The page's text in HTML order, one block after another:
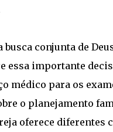
busca conjunta de
importante
médico para os
o planejamento
oferece diferentes